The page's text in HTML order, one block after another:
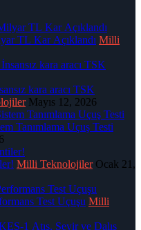
TL Kar Açıklandı Milli
kara aracı TSK
Mayıs 12, 2026
Tanımlama Uçuş Testi
Milli Teknolojiler Ocak 21,
Test Uçuşu Milli